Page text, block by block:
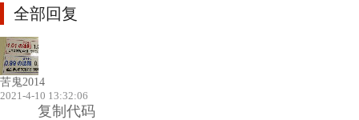
全部回复
苦鬼2014
2021-4-10 13:32:06
复制代码